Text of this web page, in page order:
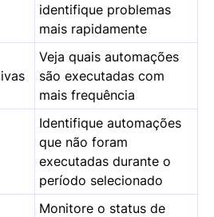
identifique problemas
mais rapidamente
Veja quais automações
são executadas com
mais frequência
Identifique automações
que não foram
executadas durante o
período selecionado
Monitore o status de